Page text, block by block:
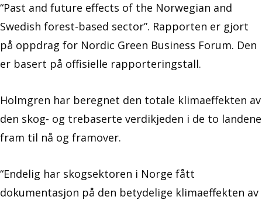
“Past and future effects of the Norwegian and
Swedish forest-based sector”. Rapporten er gjort
på oppdrag for Nordic Green Business Forum. Den
er basert på offisielle rapporteringstall.
Holmgren har beregnet den totale klimaeffekten av
den skog- og trebaserte verdikjeden i de to landene
fram til nå og framover.
“Endelig har skogsektoren i Norge fått
dokumentasjon på den betydelige klimaeffekten av